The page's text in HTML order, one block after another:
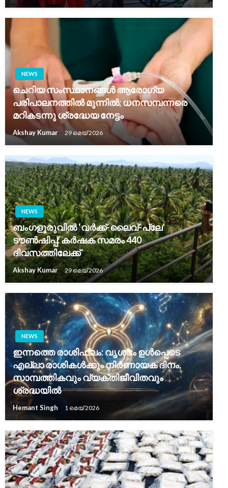
NEWS
ചെറിയ സംസ്ഥാനങ്ങൾ ആരോഗ്യ
പരിപാലനത്തിൽ മുന്നിൽ; ധനസമ്പന്നരെ
മറികടന്നു ശ്രദ്ധേയ നേട്ടം
Akshay Kumar 29 മെയ്‌ 2026
NEWS
ബംഗളൂരുവിൽ ‘വർക്ക്-ലൈവ്-പ്ലേ’
ടൗൺഷിപ്പ്: കർഷക സമരം 440
ദിവസത്തിലേക്ക്
Akshay Kumar 29 മെയ്‌ 2026
NEWS
ഇന്നത്തെ രാശിഫലം: വൃശഭം ഉൾപ്പെടെ
എല്ലാ രാശികൾക്കും നിർണായക ദിനം,
സാമ്പത്തികവും വ്യക്തിജീവിതവും
ശ്രദ്ധയിൽ
Hemant Singh 1 മെയ്‌ 2026